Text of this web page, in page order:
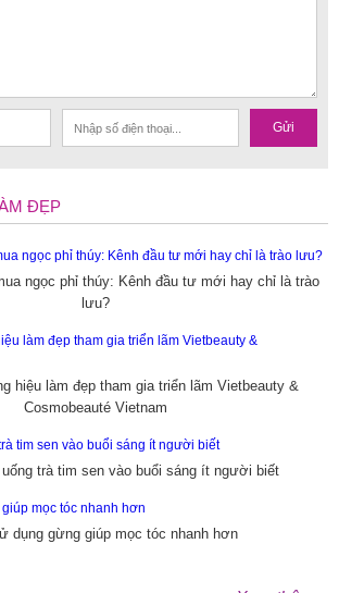
Gửi
ĐẸP
ngọc phỉ thúy: Kênh đầu tư mới hay chỉ là trào
lưu?
hiệu làm đẹp tham gia triển lãm Vietbeauty &
Cosmobeauté Vietnam
trà tim sen vào buổi sáng ít người biết
dụng gừng giúp mọc tóc nhanh hơn